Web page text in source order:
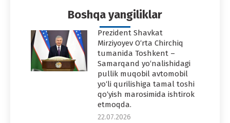
Boshqa yangiliklar
Prezident Shavkat
Mirziyoyev O‘rta Chirchiq
tumanida Toshkent –
Samarqand yo‘nalishidagi
pullik muqobil avtomobil
yo‘li qurilishiga tamal toshi
qo‘yish marosimida ishtirok
etmoqda.
22.07.2026